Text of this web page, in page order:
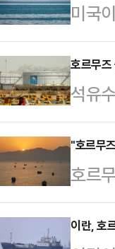
미국
란산
난달
후속
(현지
60일
전쟁
정부
호르무
석유
무즈
하기
열고
산 대
오만
"호르무
호르
중동
르무
이란, 호